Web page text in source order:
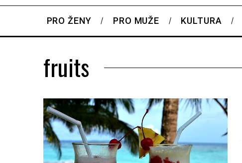
PRO ŽENY PRO MUŽE KULTURA
fruits